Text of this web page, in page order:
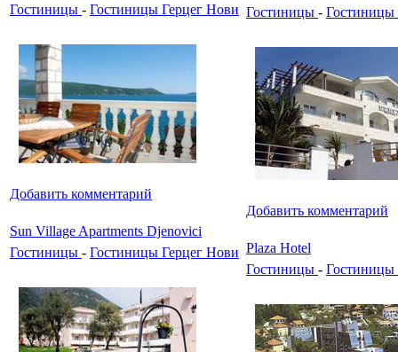
Гостиницы - Гостиницы Герцег Нови
Добавить комментарий
Sun Village Apartments Djenovici
Гостиницы - Гостиницы Герцег Нови
Гостиницы - Гостиницы
Добавить комментарий
Plaza Hotel
Гостиницы - Гостиницы